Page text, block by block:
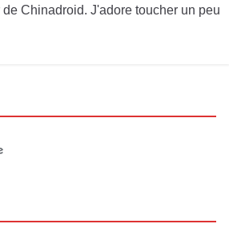
Chinadroid. J'adore toucher un peu